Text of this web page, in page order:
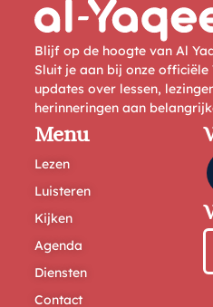
Blijf op de hoogte van Al
Sluit je aan bij onze
updates over lessen,
herinneringen aan
Menu
Lezen
Luisteren
Kijken
Agenda
Diensten
Contact